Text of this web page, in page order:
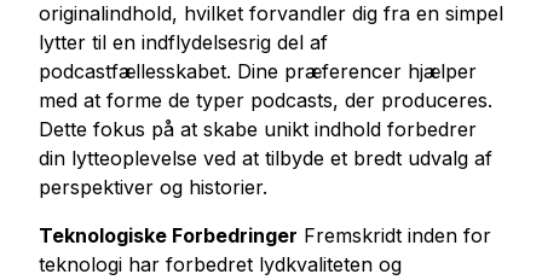
originalindhold, hvilket forvandler dig fra en simpel
lytter til en indflydelsesrig del af
podcastfællesskabet. Dine præferencer hjælper
med at forme de typer podcasts, der produceres.
Dette fokus på at skabe unikt indhold forbedrer
din lytteoplevelse ved at tilbyde et bredt udvalg af
perspektiver og historier.
Teknologiske Forbedringer Fremskridt inden for
teknologi har forbedret lydkvaliteten og